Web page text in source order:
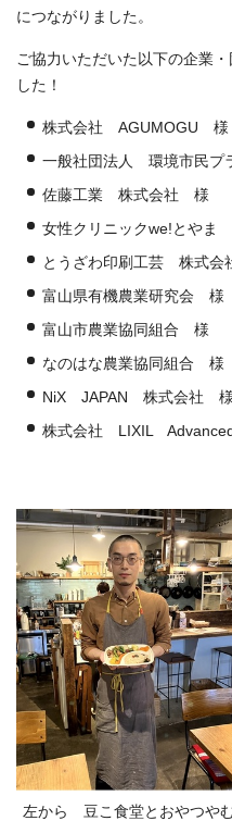
につながりました。
ご協力いただいた以下の企業
した！
株式会社 AGUMOGU 様
一般社団法人 環境市民プ
佐藤工業 株式会社 様
女性クリニックwe!とやま
とうざわ印刷工芸 株式
富山県有機農業研究会 様
富山市農業協同組合 様
なのはな農業協同組合 様
NiX JAPAN 株式会社 様
株式会社 LIXIL
左から 豆こ食堂とおやつや